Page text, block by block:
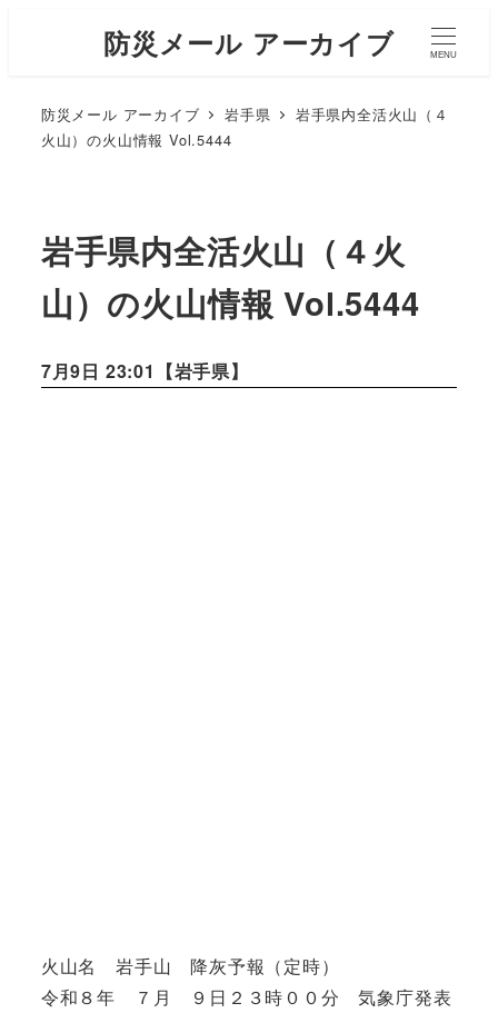
防災メール アーカイブ MENU
防災メール アーカイブ 岩手県
岩手県内全活火山（４
火山）の火山情報 Vol.5444
岩手県内全活火山（４火
山）の火山情報 Vol.5444
7月9日 23:01【岩手県】
火山名 岩手山 降灰予報（定時）
令和８年 ７月 ９日２３時００分 気象庁発表